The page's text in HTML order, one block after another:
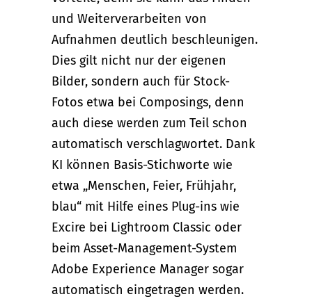
und Weiterverarbeiten von
Aufnahmen deutlich beschleunigen.
Dies gilt nicht nur der eigenen
Bilder, sondern auch für Stock-
Fotos etwa bei Composings, denn
auch diese werden zum Teil schon
automatisch verschlagwortet. Dank
KI können Basis-Stichworte wie
etwa „Menschen, Feier, Frühjahr,
blau“ mit Hilfe eines Plug-ins wie
Excire bei Lightroom Classic oder
beim Asset-Management-System
Adobe Experience Manager sogar
automatisch eingetragen werden.